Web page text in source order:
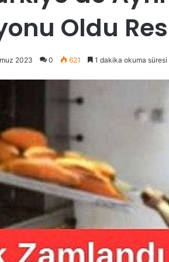
Oldu
2023 0 621 1 dakika okuma süresi